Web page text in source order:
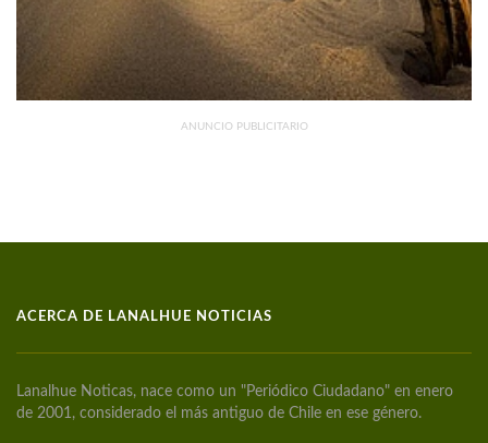
ANUNCIO PUBLICITARIO
ACERCA DE LANALHUE NOTICIAS
Lanalhue Noticas, nace como un "Periódico Ciudadano" en enero
de 2001, considerado el más antiguo de Chile en ese género.